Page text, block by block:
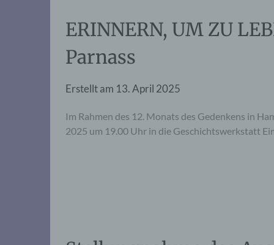
ERINNERN, UM ZU
Parnass
Erstellt am 13. April 2025
Im Rahmen des 12. Monats des Gedenkens in
2025 um 19.00 Uhr in die Geschichtswerkstatt